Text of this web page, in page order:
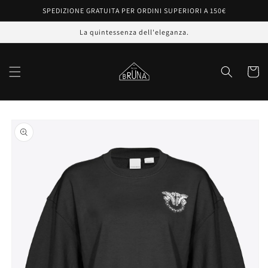
direttamente
ai contenuti
SPEDIZIONE GRATUITA PER ORDINI SUPERIORI A 150€
La quintessenza dell'eleganza.
Carrello
informazioni
sul prodotto